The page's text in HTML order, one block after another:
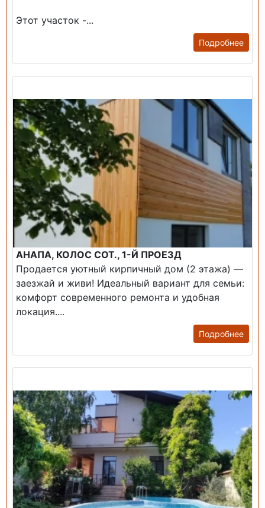
Этот участок -...
Подробнее
АНАПА, КОЛОС СОТ., 1-Й ПРОЕЗД
Продается уютный кирпичный дом (2 этажа) —
заезжай и живи! ​Идеальный вариант для семьи:
комфорт современного ремонта и удобная
локация....
Подробнее